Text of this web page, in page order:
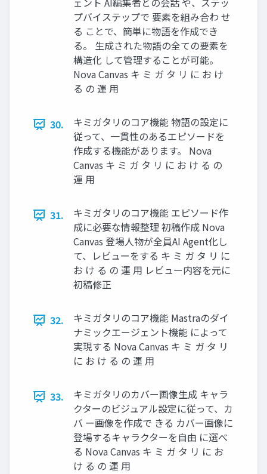
プバイステップで 要素を組み合わ せ
る ことで、簡単に物語を作成でき
る。 生成された物語の全ての要素を
構造化 して管理することが可能。
Nova Canvas キ ミ ガ タ リ に お け
る の 運 用
30.
キミガタリのコア機能 物語の設定に
従って、一貫性のあるエピソードを
作成する機能があります。 Nova
Canvas キ ミ ガ タ リ に お け る の
運 用
31.
キミガタリのコア機能 エピソード作
成に必要な情報整理 初稿作成 Nova
Canvas 登場人物が全員AI Agent化し
て、レビューをする キ ミ ガ タ リ に
お け る の 運 用 レビュー内容を元に
初稿修正
32.
キミガタリのコア機能 Mastraのダイ
ナミックエージェント機能 によって
実現する Nova Canvas キ ミ ガ タ リ
に お け る の 運 用
33.
キミガタリのカバー画像生成 キャラ
クターのビジュアル設定に従って、カ
バ ー画像を作成で きる カバー画像に
登場するキャラクターを自由 に選べ
る Nova Canvas キ ミ ガ タ リ に お
け る の 運 用